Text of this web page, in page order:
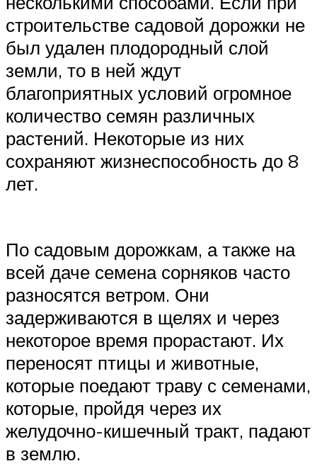
строительстве садовой дорожки не
был удален плодородный слой
земли, то в ней ждут
благоприятных условий огромное
количество семян различных
растений. Некоторые из них
сохраняют жизнеспособность до 8
лет.
По садовым дорожкам, а также на
всей даче семена сорняков часто
разносятся ветром. Они
задерживаются в щелях и через
некоторое время прорастают. Их
переносят птицы и животные,
которые поедают траву с семенами,
которые, пройдя через их
желудочно-кишечный тракт, падают
в землю.